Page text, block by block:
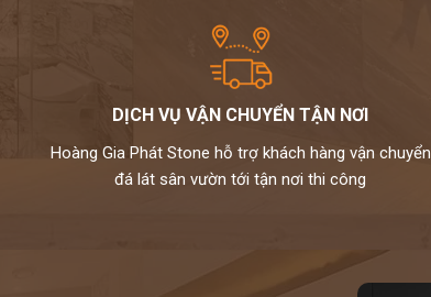
DỊCH VỤ VẬN CHUYỂN TẬN NƠI
Hoàng Gia Phát Stone hỗ trợ khách hàng vận chuyển
đá lát sân vườn tới tận nơi thi công